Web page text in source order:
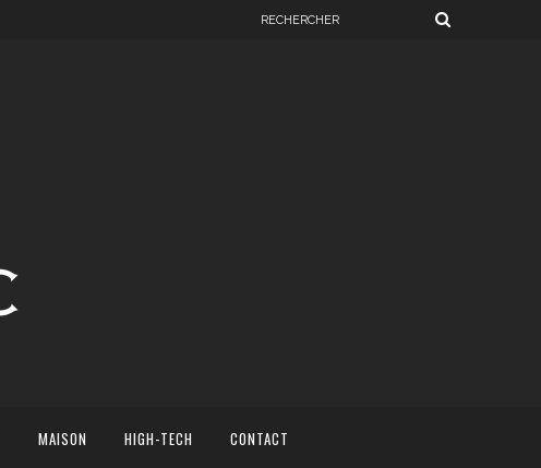
MAISON HIGH-TECH CONTACT